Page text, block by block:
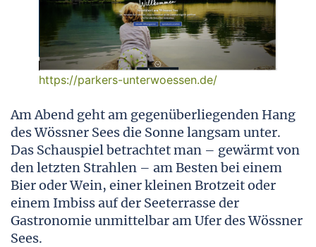
https://parkers-unterwoessen.de/
Am Abend geht am gegenüberliegenden Hang
des Wössner Sees die Sonne langsam unter.
Das Schauspiel betrachtet man – gewärmt von
den letzten Strahlen – am Besten bei einem
Bier oder Wein, einer kleinen Brotzeit oder
einem Imbiss auf der Seeterrasse der
Gastronomie unmittelbar am Ufer des Wössner
Sees.